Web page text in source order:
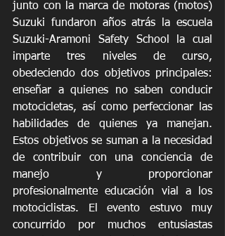
junto con la marca de motoras (motos)
Suzuki fundaron años atrás la escuela
Suzuki-Aramoni Safety School la cual
imparte tres niveles de curso,
obedeciendo dos objetivos principales:
enseñar a quienes no saben conducir
motocicletas, así como perfeccionar las
habilidades de quienes ya manejan.
Estos objetivos se suman a la necesidad
de contribuir con una conciencia de
manejo y proporcionar
profesionalmente educación vial a los
motociclistas. El evento estuvo muy
concurrido por muchos entusiastas